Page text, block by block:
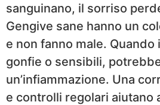
sanguinano, il sorriso
Gengive sane hanno un
e non fanno male. Quando
gonfie o sensibili,
un’infiammazione. Una
e controlli regolari aiutano